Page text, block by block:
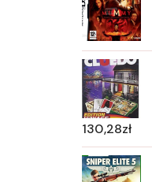
130,28zł